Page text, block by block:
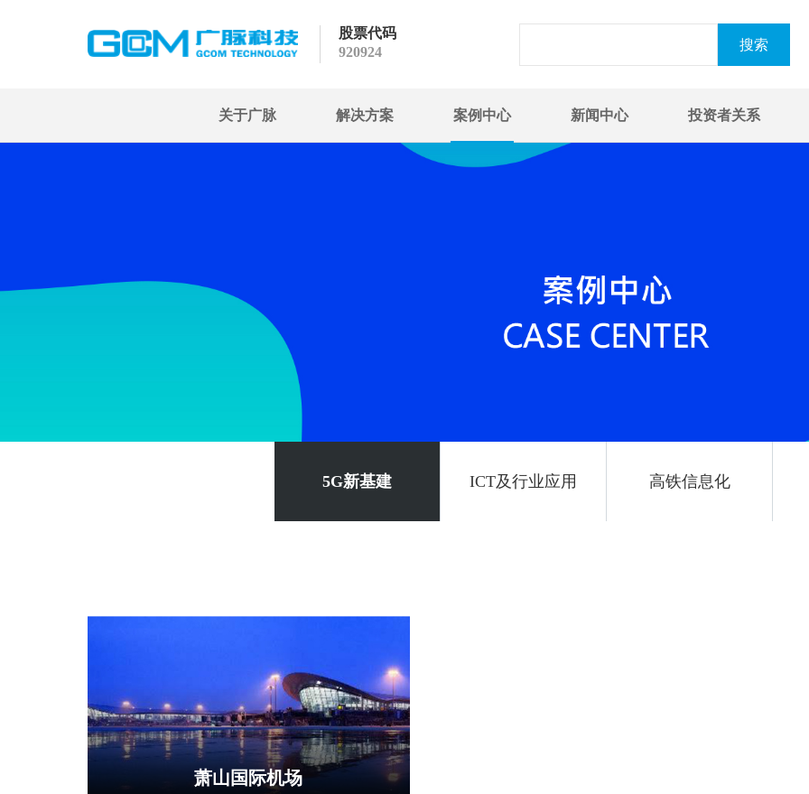
股票代码
920924
关于广脉 解决方案 案例中心 新闻中心 投资者关系
5G新基建 ICT及行业应用 高铁信息化
萧山国际机场